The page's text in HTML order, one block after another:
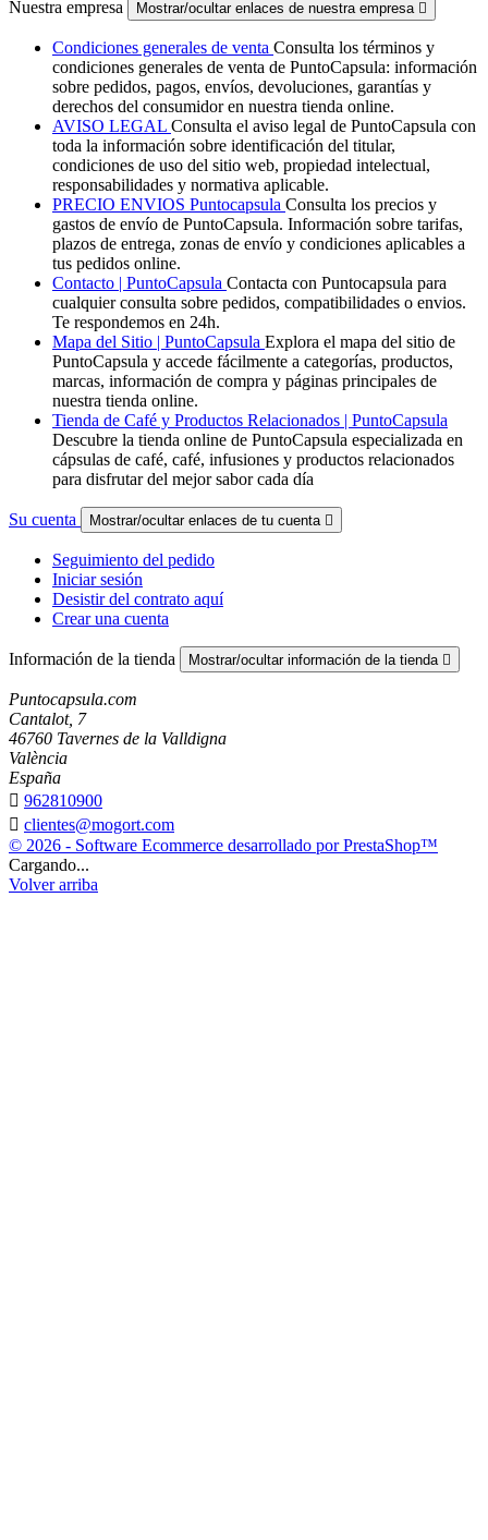
Nuestra empresa Mostrar/ocultar enlaces de nuestra empresa 
Condiciones generales de venta Consulta los términos y
condiciones generales de venta de PuntoCapsula: información
sobre pedidos, pagos, envíos, devoluciones, garantías y
derechos del consumidor en nuestra tienda online.
AVISO LEGAL Consulta el aviso legal de PuntoCapsula con
toda la información sobre identificación del titular,
condiciones de uso del sitio web, propiedad intelectual,
responsabilidades y normativa aplicable.
PRECIO ENVIOS Puntocapsula Consulta los precios y
gastos de envío de PuntoCapsula. Información sobre tarifas,
plazos de entrega, zonas de envío y condiciones aplicables a
tus pedidos online.
Contacto | PuntoCapsula Contacta con Puntocapsula para
cualquier consulta sobre pedidos, compatibilidades o envios.
Te respondemos en 24h.
Mapa del Sitio | PuntoCapsula Explora el mapa del sitio de
PuntoCapsula y accede fácilmente a categorías, productos,
marcas, información de compra y páginas principales de
nuestra tienda online.
Tienda de Café y Productos Relacionados | PuntoCapsula
Descubre la tienda online de PuntoCapsula especializada en
cápsulas de café, café, infusiones y productos relacionados
para disfrutar del mejor sabor cada día
Su cuenta Mostrar/ocultar enlaces de tu cuenta 
Seguimiento del pedido
Iniciar sesión
Desistir del contrato aquí
Crear una cuenta
Información de la tienda Mostrar/ocultar información de la tienda 
Puntocapsula.com
Cantalot, 7
46760 Tavernes de la Valldigna
València
España
 962810900
 clientes@mogort.com
© 2026 - Software Ecommerce desarrollado por PrestaShop™
Cargando...
Volver arriba